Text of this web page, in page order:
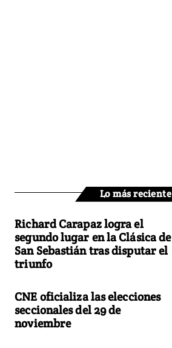
Lo más reciente
Richard Carapaz logra el
segundo lugar en la Clásica de
San Sebastián tras disputar el
triunfo
CNE oficializa las elecciones
seccionales del 29 de
noviembre